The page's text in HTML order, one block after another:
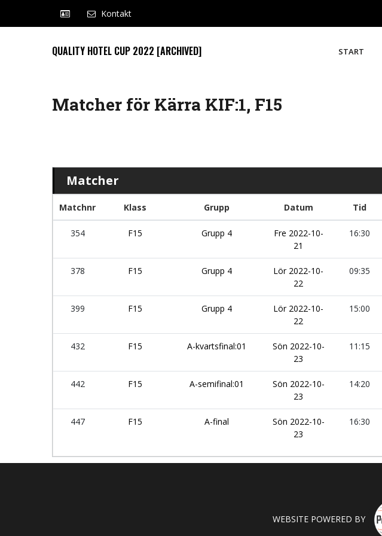
Kontakt
QUALITY HOTEL CUP 2022 [ARCHIVED] START
Matcher för Kärra KIF:1, F15
Matcher
Matchnr Klass Grupp Datum Tid
354 F15 Grupp 4
Fre 2022-10-
21
16:30
378 F15 Grupp 4
Lör 2022-10-
22
09:35
399 F15 Grupp 4
Lör 2022-10-
22
15:00
432 F15 A-kvartsfinal:01
Sön 2022-10-
23
11:15
442 F15 A-semifinal:01
Sön 2022-10-
23
14:20
447 F15 A-final
Sön 2022-10-
23
16:30
WEBSITE POWERED BY